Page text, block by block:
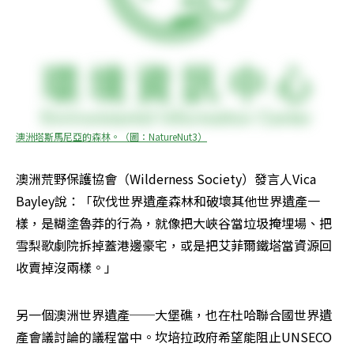
澳洲塔斯馬尼亞的森林。（圖：NatureNut3）
澳洲荒野保護協會（Wilderness Society）發言人Vica
Bayley說：「砍伐世界遺產森林和破壞其他世界遺產一
樣，是糊塗魯莽的行為，就像把大峽谷當垃圾掩埋場、把
雪梨歌劇院拆掉蓋港邊豪宅，或是把艾菲爾鐵塔當資源回
收賣掉沒兩樣。」
另一個澳洲世界遺產──大堡礁，也在杜哈聯合國世界遺
產會議討論的議程當中。坎培拉政府希望能阻止UNSECO